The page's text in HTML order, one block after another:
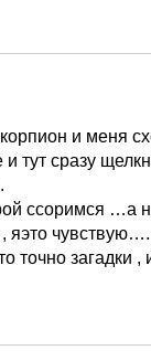
и меня
тут сразу
ссоримся …а
яэто чувствую….
точно загадки ,